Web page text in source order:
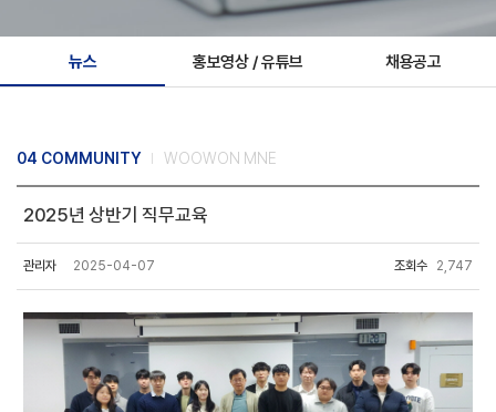
뉴스 홍보영상 / 유튜브 채용공고
04 COMMUNITY WOOWON MNE
2025년 상반기 직무교육
관리자 2025-04-07 조회수 2,747